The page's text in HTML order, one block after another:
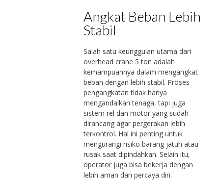
Angkat Beban Lebih
Stabil
Salah satu keunggulan utama dari
overhead crane 5 ton adalah
kemampuannya dalam mengangkat
beban dengan lebih stabil. Proses
pengangkatan tidak hanya
mengandalkan tenaga, tapi juga
sistem rel dan motor yang sudah
dirancang agar pergerakan lebih
terkontrol. Hal ini penting untuk
mengurangi risiko barang jatuh atau
rusak saat dipindahkan. Selain itu,
operator juga bisa bekerja dengan
lebih aman dan percaya diri.